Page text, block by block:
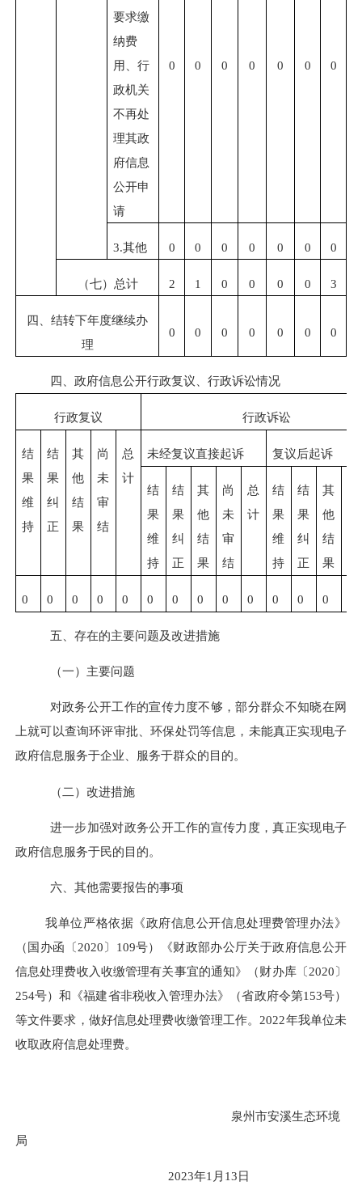
要求缴
纳费
用、行
政机关
不再处
理其政
府信息
公开申
请
0 0 0 0 0 0 0
3.其他 0 0 0 0 0 0 0
（七）总计 2 1 0 0 0 0 3
四、结转下年度继续办
理
0 0 0 0 0 0 0
四、政府信息公开行政复议、行政诉讼情况
行政复议 行政诉讼
结
果
维
持
结
果
纠
正
其
他
结
果
尚
未
审
结
总
计
未经复议直接起诉 复议后起诉
结
果
维
持
结
果
纠
正
其
他
结
果
尚
未
审
结
总
计
结
果
维
持
结
果
纠
正
其
他
结
果
0 0 0 0 0 0 0 0 0 0 0 0 0
五、 存在的主要问题及改进措施
（一）主要问题
对政务公开工作的宣传力度不够，部分群众不知晓在网
上就可以查询环评审批、环保处罚等信息，未能真正实现电子
政府信息服务于企业、服务于群众的目的。
（ 二 ）改进措施
进一步加强对政务公开工作的宣传力度，真正实现电子
政府信息服务于民的目的。
六、 其他需要报告的事项
我单位严格依据《政府信息公开信息处理费管理办法》
（国办函〔2020〕109号）《财政部办公厅关于政府信息公开
信息处理费收入收缴管理有关事宜的通知》（财办库〔2020〕
254号）和《福建省非税收入管理办法》（省政府令第153号）
等文件要求，做好信息处理费收缴管理工作。2022年我单位未
收取政府信息处理费。
泉州市安溪生态环境
局
2023年1月 13日